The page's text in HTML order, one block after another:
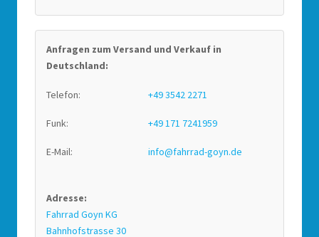
Anfragen zum Versand und Verkauf in
Deutschland:
Telefon: +49 3542 2271
Funk: +49 171 7241959
E-Mail: info@fahrrad-goyn.de
Adresse:
Fahrrad Goyn KG
Bahnhofstrasse 30